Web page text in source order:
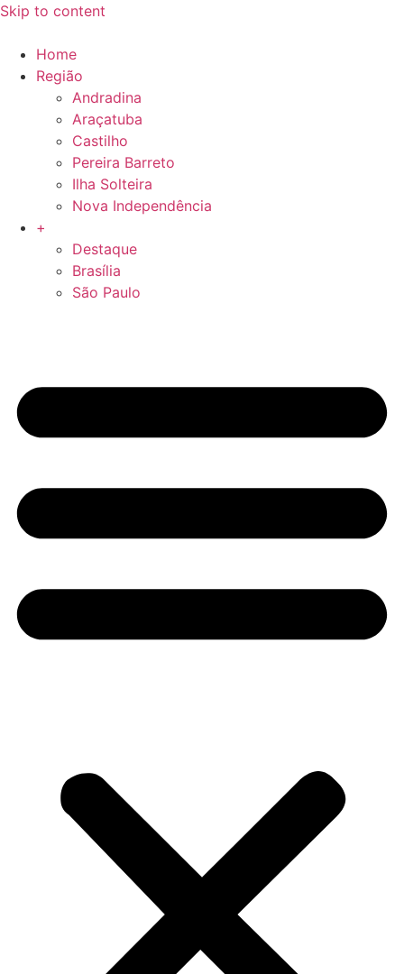
Skip to content
Home
Região
Andradina
Araçatuba
Castilho
Pereira Barreto
Ilha Solteira
Nova Independência
+
Destaque
Brasília
São Paulo